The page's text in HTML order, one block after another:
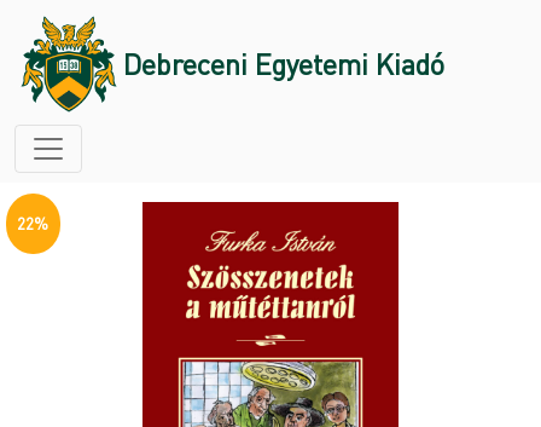
Debreceni Egyetemi Kiadó
22%